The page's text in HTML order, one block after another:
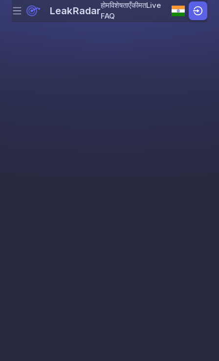
Skip to content
Menu LeakRadarहोमविशेषताएँकीमतLive
FAQ